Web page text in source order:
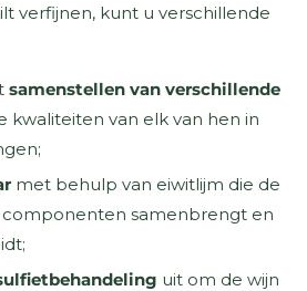
verfijnen, kunt u verschillende
samenstellen van verschillende
kwaliteiten van elk van hen in
met behulp van eiwitlijm die de
componenten samenbrengt en
uit om de wijn